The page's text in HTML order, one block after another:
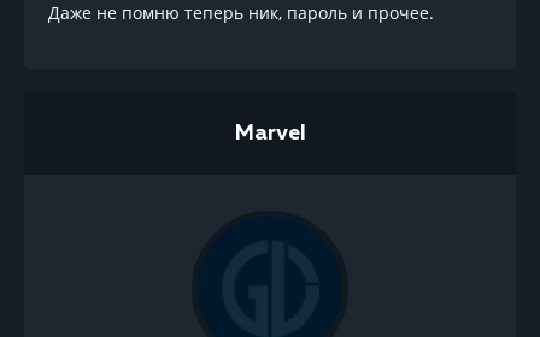
Даже не помню теперь ник, пароль и прочее.
Marvel